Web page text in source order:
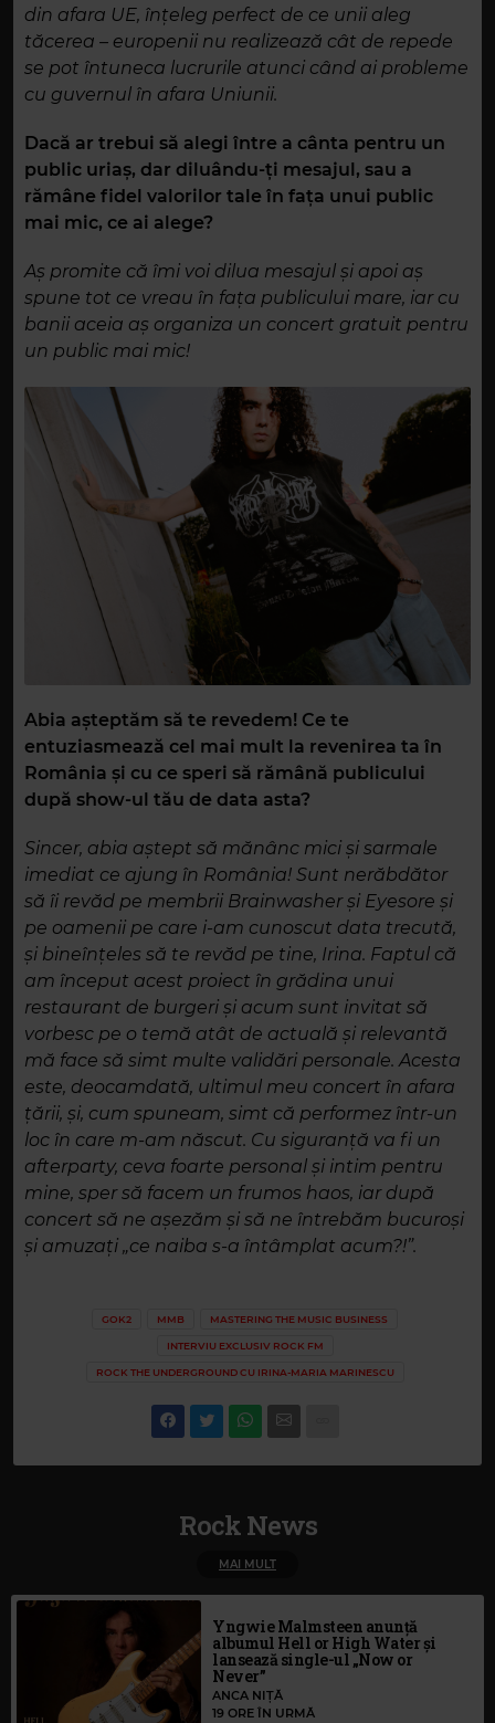
din afara UE, înțeleg perfect de ce unii aleg
tăcerea – europenii nu realizează cât de repede
se pot întuneca lucrurile atunci când ai probleme
cu guvernul în afara Uniunii.
Dacă ar trebui să alegi între a cânta pentru un
public uriaș, dar diluându-ți mesajul, sau a
rămâne fidel valorilor tale în fața unui public
mai mic, ce ai alege?
Aș promite că îmi voi dilua mesajul și apoi aș
spune tot ce vreau în fața publicului mare, iar cu
banii aceia aș organiza un concert gratuit pentru
un public mai mic!
Abia așteptăm să te revedem! Ce te
entuziasmează cel mai mult la revenirea ta în
România și cu ce speri să rămână publicului
după show-ul tău de data asta?
Sincer, abia aștept să mănânc mici și sarmale
imediat ce ajung în România! Sunt nerăbdător
să îi revăd pe membrii Brainwasher și Eyesore și
pe oamenii pe care i-am cunoscut data trecută,
și bineînțeles să te revăd pe tine, Irina. Faptul că
am început acest proiect în grădina unui
restaurant de burgeri și acum sunt invitat să
vorbesc pe o temă atât de actuală și relevantă
mă face să simt multe validări personale. Acesta
este, deocamdată, ultimul meu concert în afara
țării, și, cum spuneam, simt că performez într-un
loc în care m-am născut. Cu siguranță va fi un
afterparty, ceva foarte personal și intim pentru
mine, sper să facem un frumos haos, iar după
concert să ne așezăm și să ne întrebăm bucuroși
și amuzați „ce naiba s-a întâmplat acum?!”.
GOK2 MMB MASTERING THE MUSIC BUSINESS
INTERVIU EXCLUSIV ROCK FM
ROCK THE UNDERGROUND CU IRINA-MARIA MARINESCU
Rock News
MAI MULT
Yngwie Malmsteen anunță
albumul Hell or High Water și
lansează single-ul „Now or
Never”
ANCA NIȚĂ
19 ORE ÎN URMĂ